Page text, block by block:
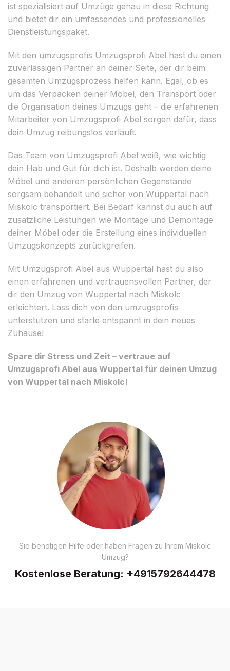
ist spezialisiert auf Umzüge genau in diese Richtung
und bietet dir ein umfassendes und professionelles
Dienstleistungspaket.
Mit den umzugsprofis Umzugsprofi Abel hast du einen
zuverlässigen Partner an deiner Seite, der dir beim
gesamten Umzugsprozess helfen kann. Egal, ob es
um das Verpacken deiner Möbel, den Transport oder
die Organisation deines Umzugs geht – die erfahrenen
Mitarbeiter von Umzugsprofi Abel sorgen dafür, dass
dein Umzug reibungslos verläuft.
Das Team von Umzugsprofi Abel weiß, wie wichtig
dein Hab und Gut für dich ist. Deshalb werden deine
Möbel und anderen persönlichen Gegenstände
sorgsam behandelt und sicher von Wuppertal nach
Miskolc transportiert. Bei Bedarf kannst du auch auf
zusätzliche Leistungen wie Montage und Demontage
deiner Möbel oder die Erstellung eines individuellen
Umzugskonzepts zurückgreifen.
Mit Umzugsprofi Abel aus Wuppertal hast du also
einen erfahrenen und vertrauensvollen Partner, der
dir den Umzug von Wuppertal nach Miskolc
erleichtert. Lass dich von den umzugsprofis
unterstützen und starte entspannt in dein neues
Zuhause!
Spare dir Stress und Zeit – vertraue auf
Umzugsprofi Abel aus Wuppertal für deinen Umzug
von Wuppertal nach Miskolc!
Sie benötigen Hilfe oder haben Fragen zu Ihrem Miskolc
Umzug?
Kostenlose Beratung: +4915792644478